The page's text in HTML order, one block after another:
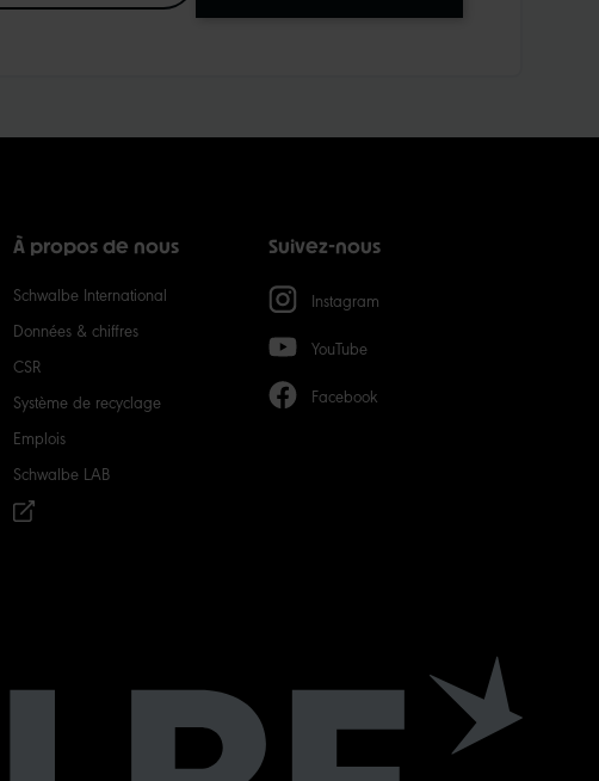
À propos de nous
Schwalbe International
Données & chiffres
CSR
Système de recyclage
Emplois
Schwalbe LAB
Suivez-nous
Instagram
YouTube
Facebook